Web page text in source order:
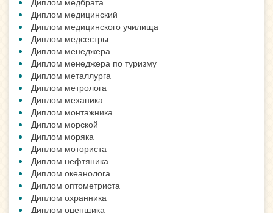
Диплом медицинский
Диплом медицинского училища
Диплом медсестры
Диплом менеджера
Диплом менеджера по туризму
Диплом металлурга
Диплом метролога
Диплом механика
Диплом монтажника
Диплом морской
Диплом моряка
Диплом моториста
Диплом нефтяника
Диплом океанолога
Диплом оптометриста
Диплом охранника
Диплом оценщика